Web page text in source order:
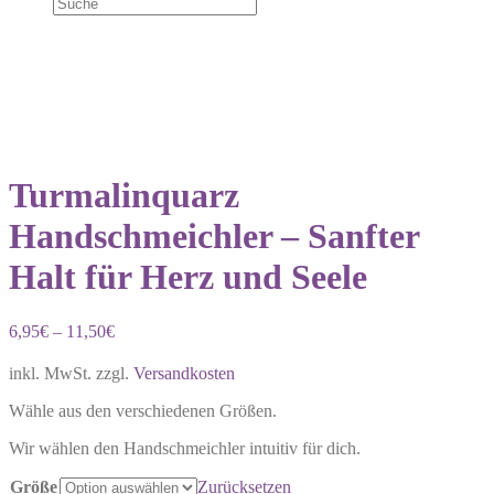
Turmalinquarz
Handschmeichler – Sanfter
Halt für Herz und Seele
6,95€ – 11,50€
inkl. MwSt. zzgl. Versandkosten
Wähle aus den verschiedenen Größen.
Wir wählen den Handschmeichler intuitiv für dich.
Größe
Zurücksetzen